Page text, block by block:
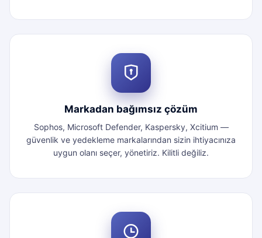
Markadan bağımsız çözüm
Sophos, Microsoft Defender, Kaspersky, Xcitium —
güvenlik ve yedekleme markalarından sizin ihtiyacınıza
uygun olanı seçer, yönetiriz. Kilitli değiliz.